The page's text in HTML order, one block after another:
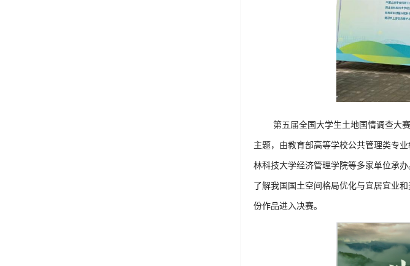
第五届全国大学生土地国情调查大
主题，由教育部高等学校公共管理类专
林科技大学经济管理学院等多家单位承
了解我国国土空间格局优化与宜居宜业
份作品进入决赛。